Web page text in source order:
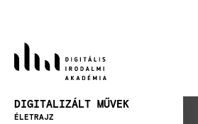
DIGITALIZÁLT MŰVEK
ÉLETRAJZ